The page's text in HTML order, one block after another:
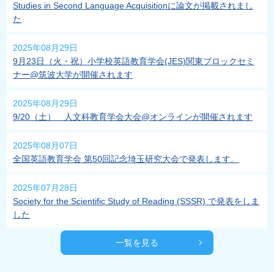
Studies in Second Language Acquisitionに論文が掲載されまし
た
2025年08月29日
9月23日（火・祝）小学校英語教育学会(JES)関東ブロックセミ
ナー@筑波大学が開催されます
2025年08月29日
9/20（土） 人文科教育学会大会@オンラインが開催されます
2025年08月07日
全国英語教育学会 第50回記念埼玉研究大会で発表します。
2025年07月28日
Society for the Scientific Study of Reading (SSSR) で発表をしま
した
一覧を見る